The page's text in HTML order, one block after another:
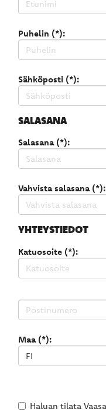
Puhelin (*):
Sähköposti (*):
SALASANA
Salasana (*):
Vahvista salasana (*):
YHTEYSTIEDOT
Katuosoite (*):
Maa (*):
Haluan tilata